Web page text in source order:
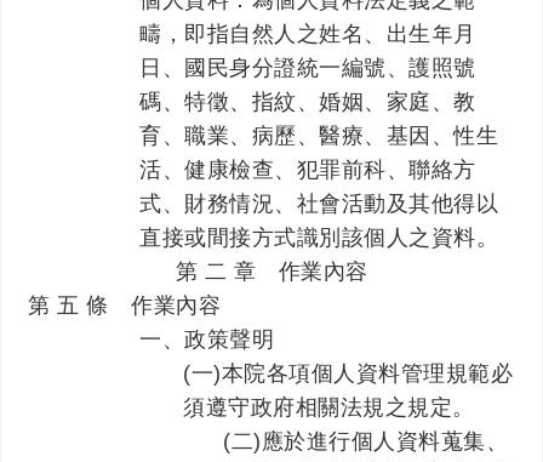
疇，即指自然人之姓名、出生年月
日、國民身分證統一編號、護照號
碼、特徵、指紋、婚姻、家庭、教
育、職業、病歷、醫療、基因、性生
活、健康檢查、犯罪前科、聯絡方
式、財務情況、社會活動及其他得以
直接或間接方式識別該個人之資料。
第 二 章 作業內容
第 五 條 作業內容
一、政策聲明
(一)本院各項個人資料管理規範必
須遵守政府相關法規之規定。
(二)應於進行個人資料蒐集、